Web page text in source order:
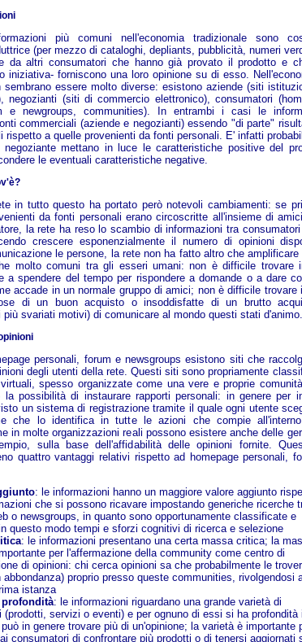
più comuni nell'economia tradizionale sono
(per mezzo di cataloghi, depliants, pubblicità, numeri
da altri consumatori che hanno già provato il prodotto e
iniziativa- forniscono una loro opinione su di esso.
sembrano essere molto diverse: esistono aziende (siti
negozianti (siti di commercio elettronico), consumatori
e newgroups, communities). In entrambi i casi le
commerciali (aziende e negozianti) essendo "di parte"
rispetto a quelle provenienti da fonti personali. E' infatti
negoziante mettano in luce le caratteristiche positive del
le eventuali caratteristiche negative.
in tutto questo ha portato però notevoli cambiamenti: se
da fonti personali erano circoscritte all'insieme di
la rete ha reso lo scambio di informazioni tra
crescere esponenzialmente il numero di opinioni
le persone, la rete non ha fatto altro che amplificare
molto comuni tra gli esseri umani: non è difficile trovare
a spendere del tempo per rispondere a domande o a dare
accade in un normale gruppo di amici; non è difficile trovare
di un buon acquisto o insoddisfatte di un brutto
più svariati motivi) di comunicare al mondo questi stati d'animo.
personali, forum e newsgroups esistono siti che
degli utenti della rete. Questi siti sono propriamente
spesso organizzate come una vere e proprie
la possibilità di instaurare rapporti personali: in genere per
un sistema di registrazione tramite il quale ogni utente
che lo identifica in tutte le azioni che compie
in molte organizzazioni reali possono esistere anche delle
sulla base dell'affidabilità delle opinioni fornite.
quattro vantaggi relativi rispetto ad homepage personali,
: le informazioni hanno un maggiore valore aggiunto
che si possono ricavare impostando generiche ricerche
o newsgroups, in quanto sono opportunamente classificate e
questo modo tempi e sforzi cognitivi di ricerca e selezione
: le informazioni presentano una certa massa critica; la
per l'affermazione della community come centro di
di opinioni: chi cerca opinioni sa che probabilmente le
abbondanza) proprio presso queste communities, rivolgendosi
istanza
profondità: le informazioni riguardano una grande varietà di
(prodotti, servizi o eventi) e per ognuno di essi si ha profondità
in genere trovare più di un'opinione; la varietà è importante
consumatori di confrontare più prodotti o di tenersi aggiornati